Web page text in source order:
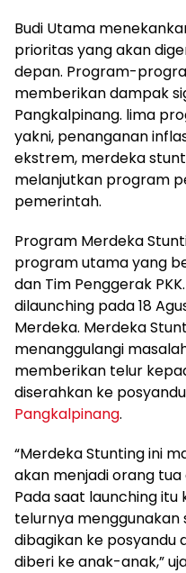
Budi Utama
prioritas yang akan
depan. Program-
memberikan dampak
Pangkalpinang. lima
yakni, penanganan
ekstrem, merdeka
melanjutkan program
pemerintah.
Program Merdeka
program utama yang
dan Tim Penggerak
dilaunching pada 18
Merdeka. Merdeka
menanggulangi
memberikan telur
diserahkan ke
Pangkalpinang.
“Merdeka Stunting ini
akan menjadi orang
Pada saat launching
telurnya menggunakan
dibagikan ke
diberi ke anak-anak,”